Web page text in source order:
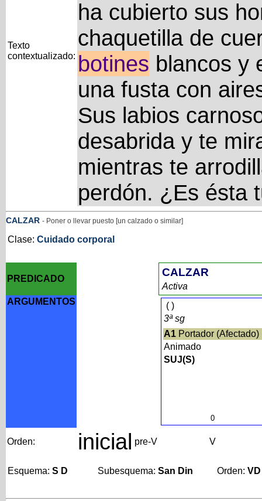
Texto
contextualizado:
ha cubierto sus
chaquetilla de
botines blancos y
una fusta con
Sus labios
desabrida y te
mientras te
perdón. ¿Es ésta
CALZAR - Poner o llevar puesto [un calzado o similar]
Clase: Cuidado corporal
PREDICADO
CALZAR
Activa
ARGUMENTOS
()
3ª sg
A1Portador (Afectado)
Animado
SUJ(S)
0
Orden: inicial pre-V V
Esquema: S D Subesquema: San Din Orden: VD